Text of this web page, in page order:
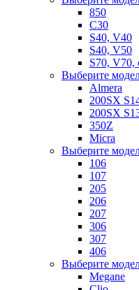
850
C30
S40, V40
S40, V50
S70, V70,
Выберите
Almera
200SX
200SX
350Z
Micra
Выберите
106
107
205
206
207
306
307
406
Выберите
Megane